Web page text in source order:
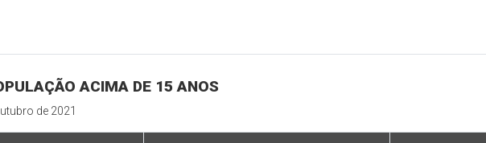
ACIMA DE 15 ANOS
de 2021